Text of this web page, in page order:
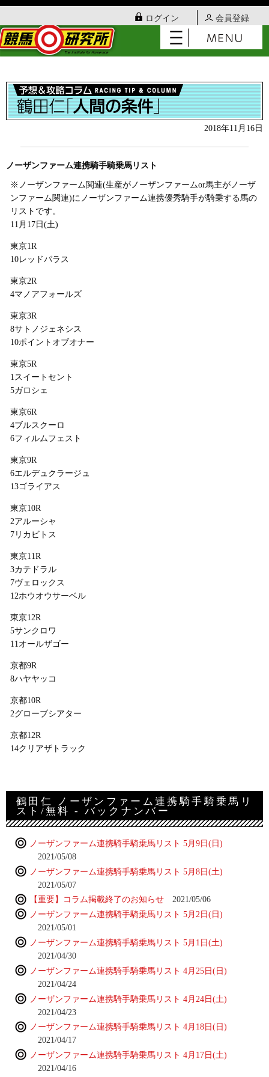
ログイン 会員登録
2018年11月16日
ノーザンファーム連携騎手騎乗馬リスト
※ノーザンファーム関連(生産がノーザンファームor馬主がノーザ
ンファーム関連)にノーザンファーム連携優秀騎手が騎乗する馬の
リストです。
11月17日(土)
東京1R
10レッドパラス
東京2R
4マノアフォールズ
東京3R
8サトノジェネシス
10ポイントオブオナー
東京5R
1スイートセント
5ガロシェ
東京6R
4ブルスクーロ
6フィルムフェスト
東京9R
6エルデュクラージュ
13ゴライアス
東京10R
2アルーシャ
7リカビトス
東京11R
3カテドラル
7ヴェロックス
12ホウオウサーベル
東京12R
5サンクロワ
11オールザゴー
京都9R
8ハヤヤッコ
京都10R
2グローブシアター
京都12R
14クリアザトラック
鶴田仁 ノーザンファーム連携騎手騎乗馬リ
スト/無料 - バックナンバー
ノーザンファーム連携騎手騎乗馬リスト 5月9日(日)
2021/05/08
ノーザンファーム連携騎手騎乗馬リスト 5月8日(土)
2021/05/07
【重要】コラム掲載終了のお知らせ
2021/05/06
ノーザンファーム連携騎手騎乗馬リスト 5月2日(日)
2021/05/01
ノーザンファーム連携騎手騎乗馬リスト 5月1日(土)
2021/04/30
ノーザンファーム連携騎手騎乗馬リスト 4月25日(日)
2021/04/24
ノーザンファーム連携騎手騎乗馬リスト 4月24日(土)
2021/04/23
ノーザンファーム連携騎手騎乗馬リスト 4月18日(日)
2021/04/17
ノーザンファーム連携騎手騎乗馬リスト 4月17日(土)
2021/04/16